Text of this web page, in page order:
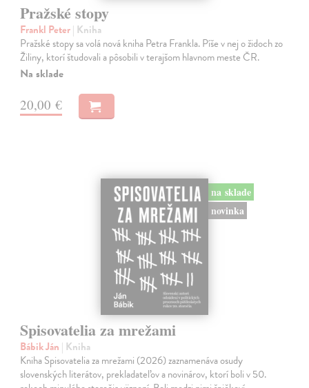
Pražské stopy
Frankl Peter| Kniha
Pražské stopy sa volá nová kniha Petra Frankla. Píše v nej o židoch zo
Žiliny, ktorí študovali a pôsobili v terajšom hlavnom meste ČR.
Na sklade
20,00 €
na sklade
novinka
Spisovatelia za mrežami
Bábik Ján | Kniha
Kniha Spisovatelia za mrežami (2026) zaznamenáva osudy
slovenských literátov, prekladateľov a novinárov, ktorí boli v 50.